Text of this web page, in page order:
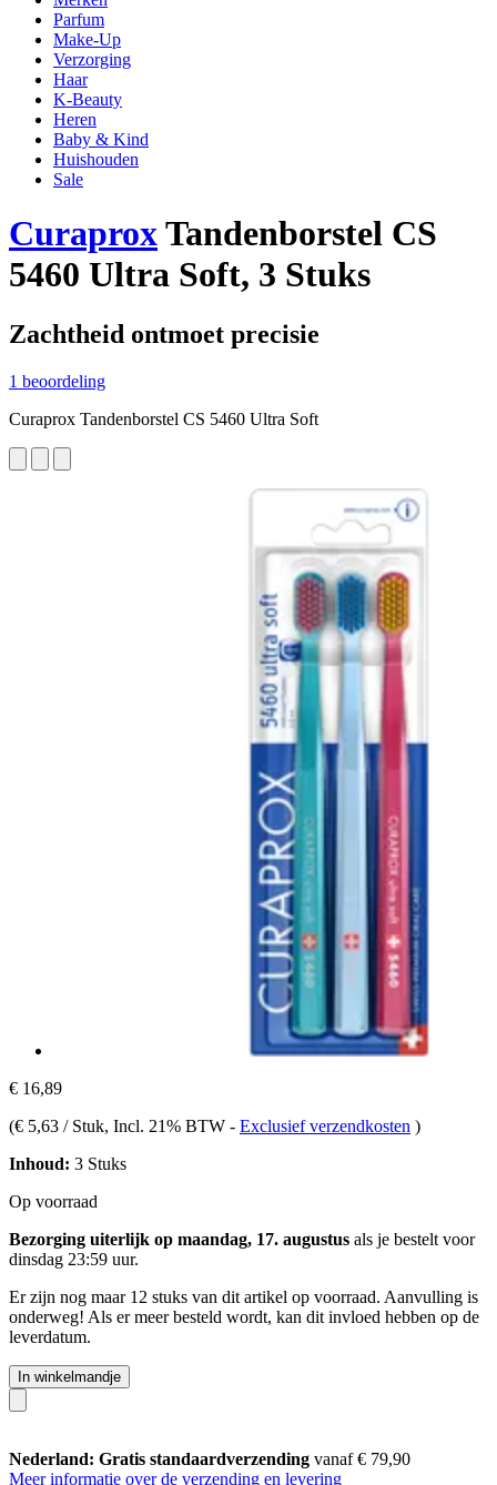
Parfum
Make-Up
Verzorging
Haar
K-Beauty
Heren
Baby & Kind
Huishouden
Sale
CuraproxTandenborstel CS
5460 Ultra Soft, 3 Stuks
Zachtheid ontmoet precisie
1 beoordeling
Curaprox Tandenborstel CS 5460 Ultra Soft
€ 16,89
(€ 5,63 / Stuk, Incl. 21% BTW - Exclusief verzendkosten )
Inhoud: 3 Stuks
Op voorraad
Bezorging uiterlijk op maandag, 17. augustus als je bestelt voor
dinsdag 23:59 uur.
Er zijn nog maar 12 stuks van dit artikel op voorraad. Aanvulling is
onderweg! Als er meer besteld wordt, kan dit invloed hebben op de
leverdatum.
In winkelmandje
Nederland: Gratis standaardverzending vanaf € 79,90
Meer informatie over de verzending en levering